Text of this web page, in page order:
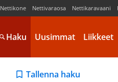
Nettikone Nettivaraosa Nettikaravaani
Haku Uusimmat Liikkeet
Tallenna haku